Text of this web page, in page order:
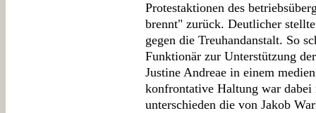
Protestaktionen des
brennt" zurück. Deutlicher
gegen die Treuhandanstalt. So
Funktionär zur Unterstützung
Justine Andreae in einem
konfrontative Haltung war
unterschieden die von Jakob